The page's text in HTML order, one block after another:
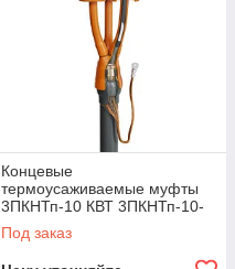
Концевые
термоусаживаемые муфты
3ПКНТп-10 КВТ 3ПКНТп-10-
35/50(Б)
Под заказ